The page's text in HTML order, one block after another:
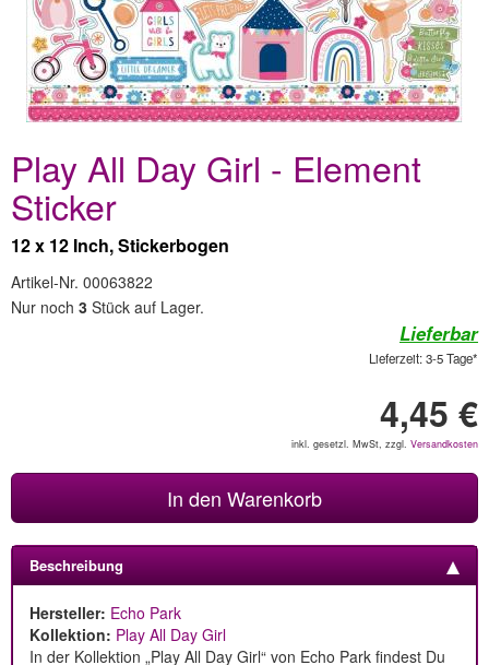
Play All Day Girl - Element
Sticker
12 x 12 Inch, Stickerbogen
Artikel-Nr. 00063822
Nur noch 3 Stück auf Lager.
Lieferbar
Lieferzeit: 3-5 Tage*
4,45 €
inkl. gesetzl. MwSt, zzgl. Versandkosten
In den Warenkorb
Beschreibung
Hersteller: Echo Park
Kollektion: Play All Day Girl
In der Kollektion „Play All Day Girl“ von Echo Park findest Du